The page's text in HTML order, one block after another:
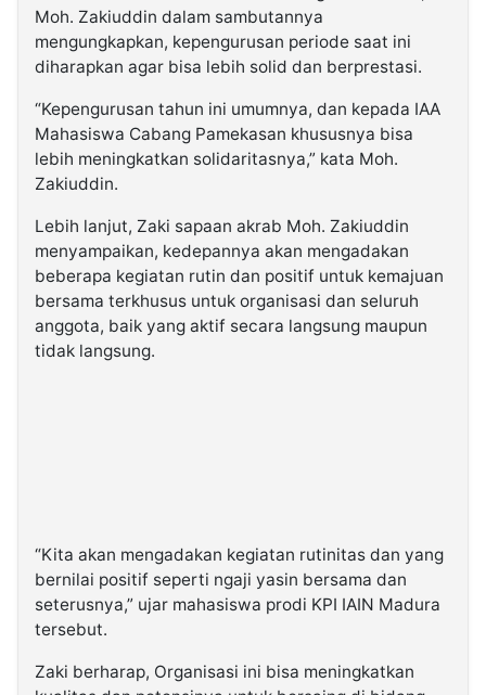
Moh. Zakiuddin dalam sambutannya
mengungkapkan, kepengurusan periode saat ini
diharapkan agar bisa lebih solid dan berprestasi.
“Kepengurusan tahun ini umumnya, dan kepada IAA
Mahasiswa Cabang Pamekasan khususnya bisa
lebih meningkatkan solidaritasnya,” kata Moh.
Zakiuddin.
Lebih lanjut, Zaki sapaan akrab Moh. Zakiuddin
menyampaikan, kedepannya akan mengadakan
beberapa kegiatan rutin dan positif untuk kemajuan
bersama terkhusus untuk organisasi dan seluruh
anggota, baik yang aktif secara langsung maupun
tidak langsung.
“Kita akan mengadakan kegiatan rutinitas dan yang
bernilai positif seperti ngaji yasin bersama dan
seterusnya,” ujar mahasiswa prodi KPI IAIN Madura
tersebut.
Zaki berharap, Organisasi ini bisa meningkatkan